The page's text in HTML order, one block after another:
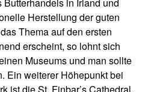
in Irland und
Herstellung der guten
Thema auf den ersten
erscheint, so lohnt sich
Museums und man sollte
Ein weiterer Höhepunkt bei